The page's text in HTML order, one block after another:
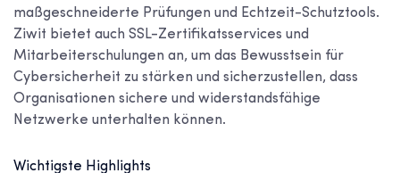
maßgeschneiderte Prüfungen und Echtzeit-Schutztools.
Ziwit bietet auch SSL-Zertifikatsservices und
Mitarbeiterschulungen an, um das Bewusstsein für
Cybersicherheit zu stärken und sicherzustellen, dass
Organisationen sichere und widerstandsfähige
Netzwerke unterhalten können.
Wichtigste Highlights